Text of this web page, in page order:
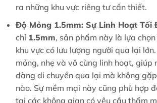
ra những khu vực riêng tư cần thiết.
Độ Mỏng 1.5mm: Sự Linh Hoạt Tối
chỉ 1.5mm, sản phẩm này là lựa
khu vực có lưu lượng người qua lại
mỏng, nhẹ và vô cùng linh hoạt, giúp
dàng di chuyển qua lại mà không
nào. Sự mềm mại này cũng phù hợp
tại các không gian có yêu cầu thẩm